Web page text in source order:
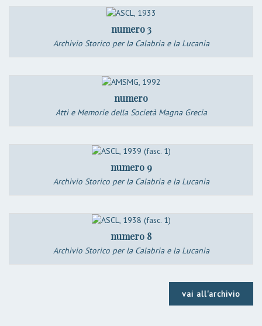
numero 3
Archivio Storico per la Calabria e la Lucania
numero
Atti e Memorie della Società Magna Grecia
numero 9
Archivio Storico per la Calabria e la Lucania
numero 8
Archivio Storico per la Calabria e la Lucania
vai all'archivio